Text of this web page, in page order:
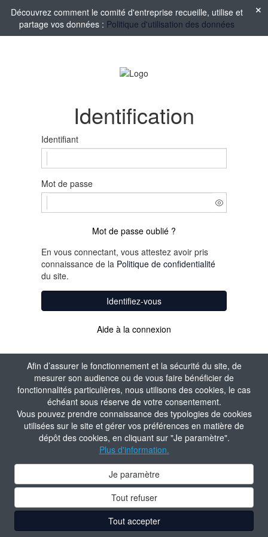
Afin d’assurer le fonctionnement et la sécurité du site, de
mesurer son audience ou de vous faire bénéficier de
fonctionnalités particulières, nous utilisons des cookies, le cas
échéant sous réserve de votre consentement.
Vous pouvez prendre connaissance des typologies de cookies
utilisées sur le site et gérer vos préférences en matière de
dépôt des cookies, en cliquant sur "Je paramètre".
Plus d'information.
Je paramètre
Tout refuser
Tout accepter
Découvrez comment le comité d'entreprise recueille, utilise et
partage vos données : Politique d'utilisation des données
Identification
Identifiant
Mot de passe
Mot de passe oublié ?
En vous connectant, vous attestez avoir pris
connaissance de la Politique de confidentialité
du site.
Identifiez-vous
Aide à la connexion